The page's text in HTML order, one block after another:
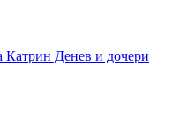
Катрин Денев и дочери